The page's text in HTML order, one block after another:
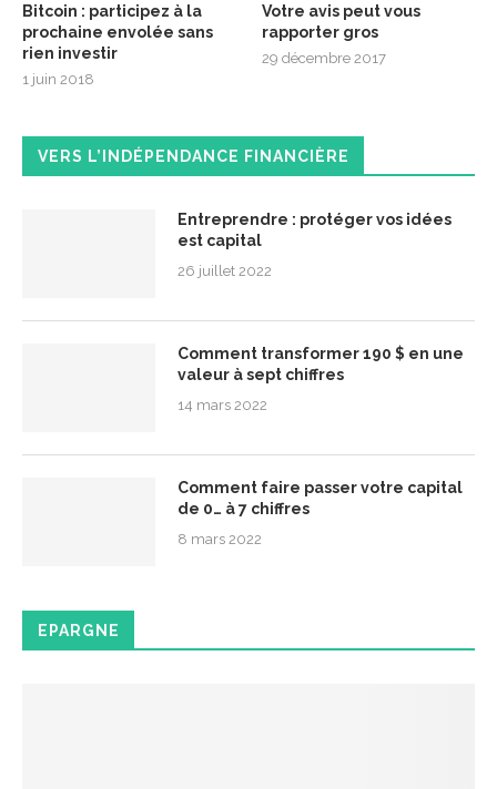
Bitcoin : participez à la
prochaine envolée sans
rien investir
1 juin 2018
Votre avis peut vous
rapporter gros
29 décembre 2017
VERS L’INDÉPENDANCE FINANCIÈRE
Entreprendre : protéger vos idées
est capital
26 juillet 2022
Comment transformer 190 $ en une
valeur à sept chiffres
14 mars 2022
Comment faire passer votre capital
de 0… à 7 chiffres
8 mars 2022
EPARGNE